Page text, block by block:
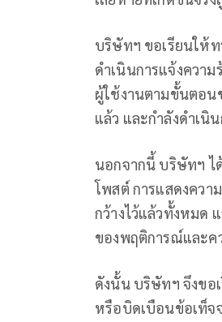
บริษัทฯ ขอเรียนให้
ดำเนินการแจ้งควา
ผู้ใช้งานตามขั้นตอน
แล้ว และกำลังดำเนิ
นอกจากนี้ บริษัทฯ ไ
โพสต์ การแสดงควา
กว้างไว้แล้วทั้งหมด
ของพฤติการณ์และค
ดังนั้น บริษัทฯ จึงขอ
หรือบิดเบือนข้อเท็จ